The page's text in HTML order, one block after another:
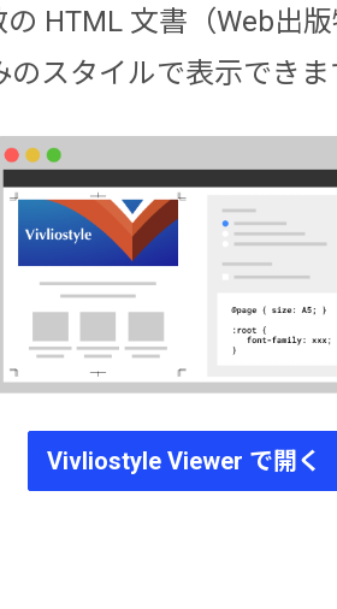
HTML 文書（Web出
のスタイルで表示できま
Vivliostyle Viewer で開く